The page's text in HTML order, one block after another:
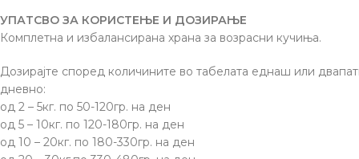
УПАТСВО ЗА КОРИСТЕЊЕ И ДОЗИРАЊЕ
Комплетна и избалансирана храна за возрасни кучиња.
Дозирајте според количините во табелата еднаш или
дневно:
од 2 – 5кг. по 50-120гр. на ден
од 5 – 10кг. по 120-180гр. на ден
од 10 – 20кг. по 180-330гр. на ден